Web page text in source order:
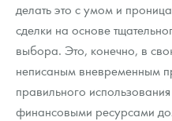
делать это с умом и
сделки на основе
выбора. Это, конечно, в
неписаным вневременным
правильного
финансовыми ресурсами